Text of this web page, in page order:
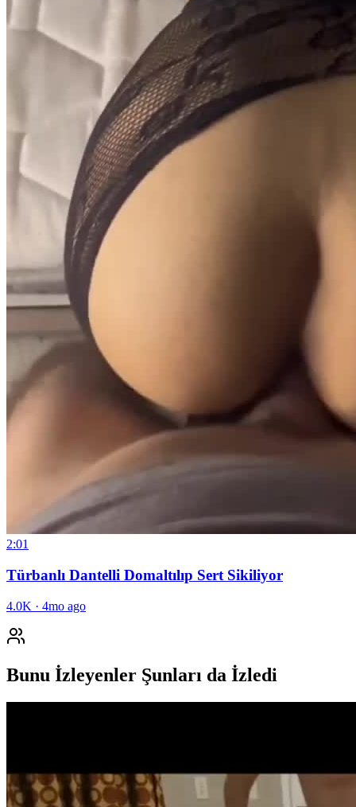
2:01
Türbanlı Dantelli Domaltılıp Sert Sikiliyor
4.0K · 4mo ago
Bunu İzleyenler Şunları da İzledi